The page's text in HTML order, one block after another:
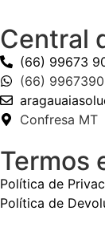
Central
(66) 99673
(66)
Confresa MT
Termos
Política de
Política de